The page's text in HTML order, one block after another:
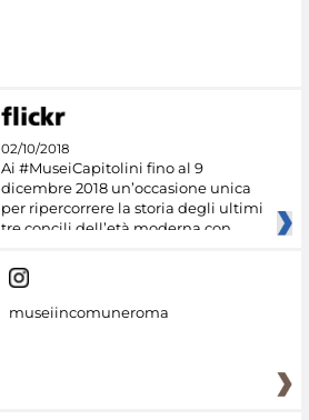
02/10/2018
Ai #MuseiCapitolini fino al 9
dicembre 2018 un’occasione unica
per ripercorrere la storia degli ultimi
tre concili dell’età moderna con
museiincomuneroma